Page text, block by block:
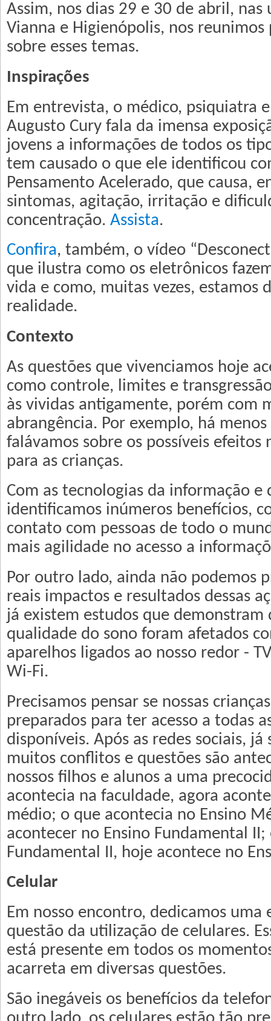
Assim, nos dias 29 e 30 de abril, nas
Vianna e Higienópolis, nos
sobre esses temas.
Inspirações
Em entrevista, o médico, psiquiatra
Augusto Cury fala da imensa
jovens a informações de todos os
tem causado o que ele identificou
Pensamento Acelerado, que causa,
sintomas, agitação, irritação e
concentração. Assista.
Confira, também, o vídeo
que ilustra como os eletrônicos
vida e como, muitas vezes, estamos
realidade.
Contexto
As questões que vivenciamos hoje
como controle, limites e
às vividas antigamente, porém com
abrangência. Por exemplo, há
falávamos sobre os possíveis efeitos
para as crianças.
Com as tecnologias da informação e
identificamos inúmeros benefícios,
contato com pessoas de todo o
mais agilidade no acesso a
Por outro lado, ainda não podemos
reais impactos e resultados dessas
já existem estudos que demonstram
qualidade do sono foram afetados
aparelhos ligados ao nosso redor -
Wi-Fi.
Precisamos pensar se nossas
preparados para ter acesso a todas
disponíveis. Após as redes sociais, já
muitos conflitos e questões são
nossos filhos e alunos a uma
acontecia na faculdade, agora
médio; o que acontecia no Ensino
acontecer no Ensino Fundamental
Fundamental II, hoje acontece no
Celular
Em nosso encontro, dedicamos uma
questão da utilização de celulares.
está presente em todos os
acarreta em diversas questões.
São inegáveis os benefícios da